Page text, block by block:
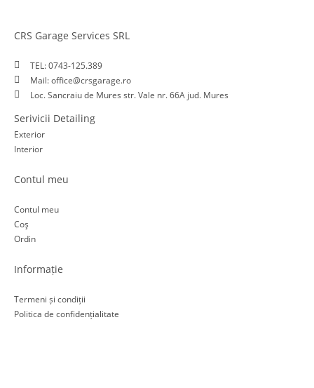
CRS Garage Services SRL
TEL: 0743-125.389
Mail: office@crsgarage.ro
Loc. Sancraiu de Mures str. Vale nr. 66A jud. Mures
Serivicii Detailing
Exterior
Interior
Contul meu
Contul meu
Coş
Ordin
Informație
Termeni și condiții
Politica de confidențialitate